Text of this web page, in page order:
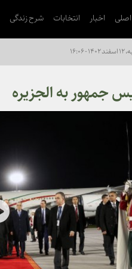
اخبار انتخابات شرح زندگی
- ۱۶:۰۶
جمهور به الجزیره